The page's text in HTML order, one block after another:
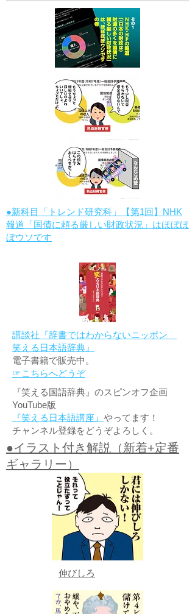
●新科目「トレンド研究科」【第1回】NHK
報道「国債に頼る厳しい財政状況」はほぼほ
ぼウソです
講談社『辞書ではわからないニッポン
笑える日本語辞典』
電子書籍で販売中。
☞こちらへどうぞ
『笑える国語辞典』のスピンオフ企画
YouTube版
『笑える日本語講座』 やってます！
チャンネル登録をどうぞよろしく。
●イラスト付き解説（新着+定番
ギャラリー）
伸びしろ